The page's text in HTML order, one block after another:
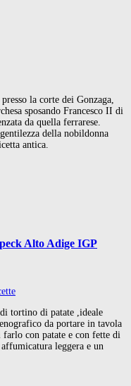
la corte dei Gonzaga,
sposando Francesco II di
da quella ferrarese.
della nobildonna
antica.
Alto Adige IGP
tortino di patate ,ideale
da portare in tavola
con patate e con fette di
leggera e un